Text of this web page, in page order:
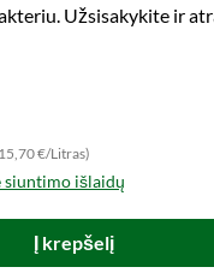
Užsisakykite ir
€/Litras)
siuntimo išlaidų
Į krepšelį